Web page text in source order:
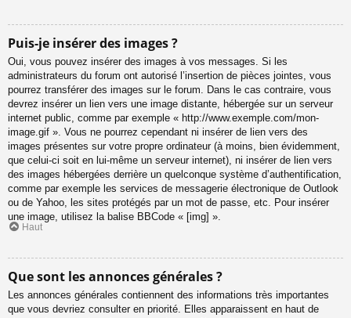
Puis-je insérer des images ?
Oui, vous pouvez insérer des images à vos messages. Si les
administrateurs du forum ont autorisé l’insertion de pièces jointes, vous
pourrez transférer des images sur le forum. Dans le cas contraire, vous
devrez insérer un lien vers une image distante, hébergée sur un serveur
internet public, comme par exemple « http://www.exemple.com/mon-
image.gif ». Vous ne pourrez cependant ni insérer de lien vers des
images présentes sur votre propre ordinateur (à moins, bien évidemment,
que celui-ci soit en lui-même un serveur internet), ni insérer de lien vers
des images hébergées derrière un quelconque système d’authentification,
comme par exemple les services de messagerie électronique de Outlook
ou de Yahoo, les sites protégés par un mot de passe, etc. Pour insérer
une image, utilisez la balise BBCode « [img] ».
Haut
Que sont les annonces générales ?
Les annonces générales contiennent des informations très importantes
que vous devriez consulter en priorité. Elles apparaissent en haut de